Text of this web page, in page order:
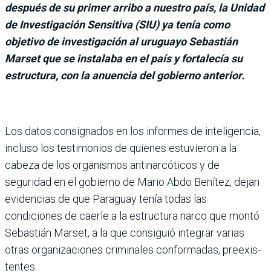
después de su primer arribo a nuestro país, la Unidad
de Investigación Sensitiva (SIU) ya tenía como
objetivo de investigación al uruguayo Sebastián
Marset que se instalaba en el país y fortalecía su
estructura, con la anuencia del gobierno anterior.
Los datos consigna­dos en los informes de inteligencia,
incluso los testimonios de quienes estu­vieron a la
cabeza de los orga­nismos antinarcóticos y de
seguridad en el gobierno de Mario Abdo Benítez, dejan
evidencias de que Paraguay tenía todas las
condiciones de caerle a la estructura narco que montó
Sebastián Marset, a la que consiguió integrar varias
otras organizaciones crimi­nales conformadas, preexis­
tentes.